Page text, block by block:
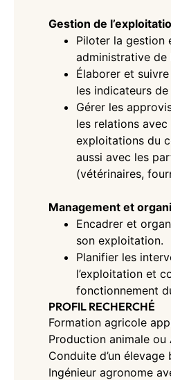
Gestion de
Piloter la gestion
administrative de
Élaborer et
les indicateurs
Gérer les
les relations avec
exploitations du
aussi avec les
(vétérinaires,
Management et
Encadrer et
son exploitation.
Planifier les
l’exploitation et
fonctionnement
PROFIL RECHERCHÉ
Formation agricole
Production animale ou
Conduite d’un
Ingénieur agronome